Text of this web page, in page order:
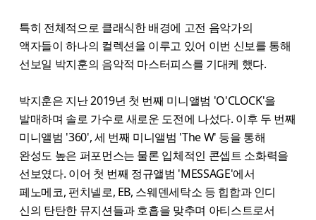
특히 전체적으로 클래식한 배경에 고전 음악가의
액자들이 하나의 컬렉션을 이루고 있어 이번 신보를 통해
선보일 박지훈의 음악적 마스터피스를 기대케 했다.
박지훈은 지난 2019년 첫 번째 미니앨범 'O'CLOCK'을
발매하며 솔로 가수로 새로운 도전에 나섰다. 이후 두 번째
미니앨범 '360', 세 번째 미니앨범 'The W' 등을 통해
완성도 높은 퍼포먼스는 물론 입체적인 콘셉트 소화력을
선보였다. 이어 첫 번째 정규앨범 'MESSAGE'에서
페노메코, 펀치넬로, EB, 스웨덴세탁소 등 힙합과 인디
신의 탄탄한 뮤지션들과 호흡을 맞추며 아티스트로서